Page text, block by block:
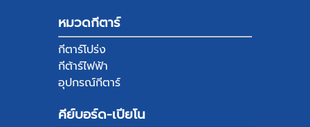
หมวดกีตาร์
กีตาร์โปร่ง
กีต้าร์ไฟฟ้า
อุปกรณ์กีตาร์
คีย์บอร์ด-เปียโน